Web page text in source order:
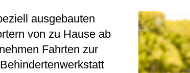
ausgebauten
von zu Hause ab
Fahrten zur